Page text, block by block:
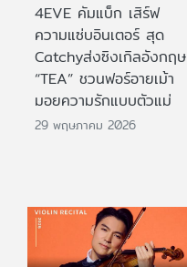
4EVE คัมแบ็ก เสิร์ฟ
ความแซ่บอินเตอร์ สุด
Catchyส่งซิงเกิลอังกฤษ
“TEA” ชวนฟอร์อายเม้า
มอยความรักแบบตัวแม่
29 พฤษภาคม 2026